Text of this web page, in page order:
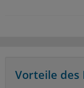
Vorteile des